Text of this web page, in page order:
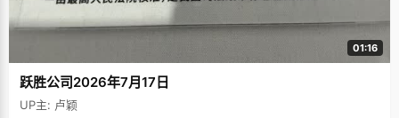
01:16
跃胜公司2026年7月17日
UP主: 卢颖